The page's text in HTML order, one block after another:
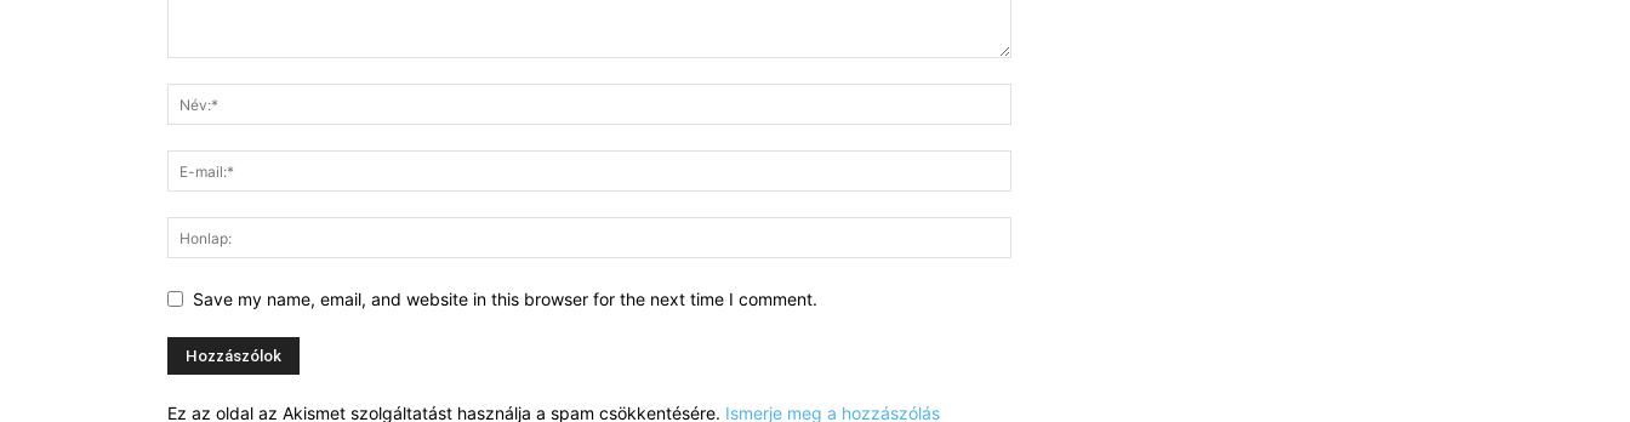
Save my name, email, and website in this browser for the next time I comment.
Ez az oldal az Akismet szolgáltatást használja a spam csökkentésére. Ismerje meg a hozzászólás